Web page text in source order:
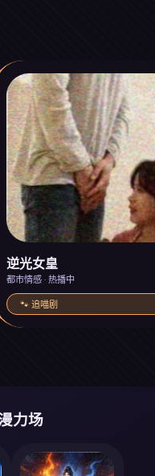
逆光女皇
都市情感 · 热播中
🐾 追喵剧
力场